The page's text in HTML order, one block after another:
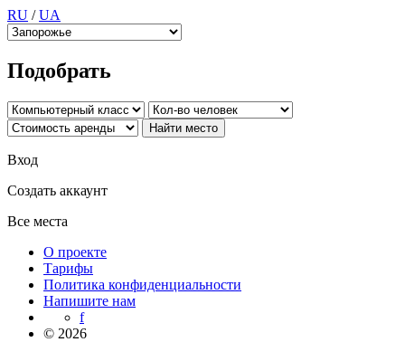
RU /UA
Подобрать
Вход
Создать аккаунт
Все места
О проекте
Тарифы
Политика конфиденциальности
Напишите нам
f
© 2026